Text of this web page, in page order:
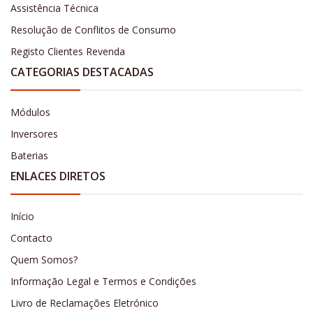
Assistência Técnica
Resolução de Conflitos de Consumo
Registo Clientes Revenda
CATEGORIAS DESTACADAS
Módulos
Inversores
Baterias
ENLACES DIRETOS
Início
Contacto
Quem Somos?
Informação Legal e Termos e Condições
Livro de Reclamações Eletrónico